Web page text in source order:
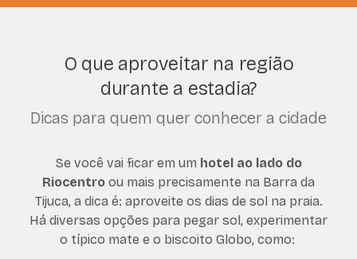
O que aproveitar na região
durante a estadia?
Dicas para quem quer conhecer a cidade
Se você vai ficar em um hotel ao lado do
Riocentro ou mais precisamente na Barra da
Tijuca, a dica é: aproveite os dias de sol na praia.
Há diversas opções para pegar sol, experimentar
o típico mate e o biscoito Globo, como: